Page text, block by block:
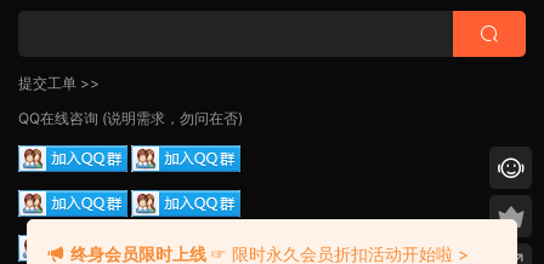
提交工单 >>
QQ在线咨询 (说明需求，勿问在否)
终身会员限时上线 ☞ 限时永久会员折扣活动开始啦 >